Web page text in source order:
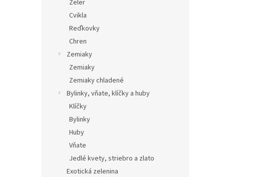
Zeler
Cvikla
Reďkovky
Chren
Zemiaky
Zemiaky
Zemiaky chladené
Bylinky, vňate, klíčky a huby
Klíčky
Bylinky
Huby
Vňate
Jedlé kvety, striebro a zlato
Exotická zelenina